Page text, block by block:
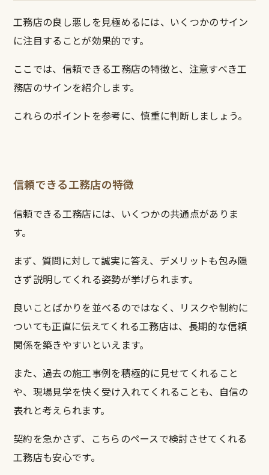
工務店の良し悪しを見極めるには、いくつかのサイン
に注目することが効果的です。
ここでは、信頼できる工務店の特徴と、注意すべき工
務店のサインを紹介します。
これらのポイントを参考に、慎重に判断しましょう。
信頼できる工務店の特徴
信頼できる工務店には、いくつかの共通点がありま
す。
まず、質問に対して誠実に答え、デメリットも包み隠
さず説明してくれる姿勢が挙げられます。
良いことばかりを並べるのではなく、リスクや制約に
ついても正直に伝えてくれる工務店は、長期的な信頼
関係を築きやすいといえます。
また、過去の施工事例を積極的に見せてくれること
や、現場見学を快く受け入れてくれることも、自信の
表れと考えられます。
契約を急かさず、こちらのペースで検討させてくれる
工務店も安心です。